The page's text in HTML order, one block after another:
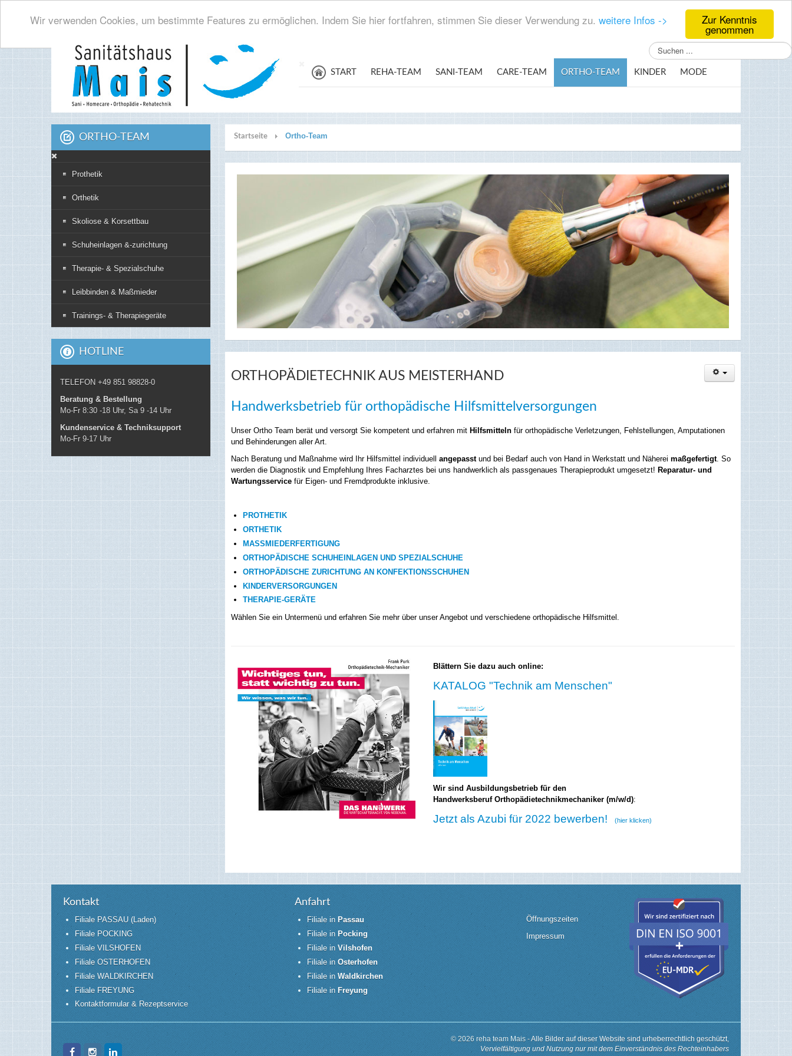
Zur Kenntnis
genommen
Wir verwenden Cookies, um bestimmte Features zu ermöglichen. Indem Sie hier fortfahren, stimmen Sie dieser Verwendung zu. weitere Infos ->
Suchen
...
START
REHA-TEAM SANI-TEAM CARE-TEAM ORTHO-TEAM KINDER MODE
Startseite Ortho-Team
ORTHOPÄDIETECHNIK AUS MEISTERHAND
Handwerksbetrieb für orthopädische Hilfsmittelversorgungen
Unser Ortho Team berät und versorgt Sie kompetent und erfahren mit Hilfsmitteln für orthopädische Verletzungen, Fehlstellungen, Amputationen
und Behinderungen aller Art.
Nach Beratung und Maßnahme wird Ihr Hilfsmittel individuell angepasstund bei Bedarf auch von Hand in Werkstatt und Näherei maßgefertigt. So
werden die Diagnostik und Empfehlung Ihres Facharztes bei uns handwerklich als passgenaues Therapieprodukt umgesetzt! Reparatur- und
Wartungsservice für Eigen- und Fremdprodukte inklusive.
PROTHETIK
ORTHETIK
MASSMIEDERFERTIGUNG
ORTHOPÄDISCHE SCHUHEINLAGEN UND SPEZIALSCHUHE
ORTHOPÄDISCHE ZURICHTUNG AN KONFEKTIONSSCHUHEN
KINDERVERSORGUNGEN
THERAPIE-GERÄTE
Wählen Sie ein Untermenü und erfahren Sie mehr über unser Angebot und verschiedene orthopädische Hilfsmittel.
Blättern Sie dazu auch online:
KATALOG "Technik am Menschen"
Wir sind Ausbildungsbetrieb für den
Handwerksberuf Orthopädietechnikmechaniker (m/w/d):
Jetzt als Azubi für 2022 bewerben! (hier klicken)
ORTHO-TEAM
Prothetik
Orthetik
Skoliose & Korsettbau
Schuheinlagen &-zurichtung
Therapie- & Spezialschuhe
Leibbinden & Maßmieder
Trainings- & Therapiegeräte
HOTLINE
TELEFON +49 851 98828-0
Beratung & Bestellung
Mo-Fr 8:30 -18 Uhr, Sa 9 -14 Uhr
Kundenservice & Techniksupport
Mo-Fr 9-17 Uhr
Kontakt
Filiale PASSAU (Laden)
Filiale POCKING
Filiale VILSHOFEN
Filiale OSTERHOFEN
Filiale WALDKIRCHEN
Filiale FREYUNG
Kontaktformular & Rezeptservice
Anfahrt
Filiale in Passau
Filiale in Pocking
Filiale in Vilshofen
Filiale in Osterhofen
Filiale in Waldkirchen
Filiale in Freyung
Öffnungszeiten
Impressum
© 2026 reha team Mais -Alle Bilder auf dieser Website sind urheberrechtlich geschützt,
Vervielfältigung und Nutzung nur mit dem Einverständnis des Rechteinhabers